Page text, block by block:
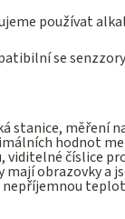
používat
se senzzory
stanice, měření
hodnot
viditelné číslice
mají obrazovky a